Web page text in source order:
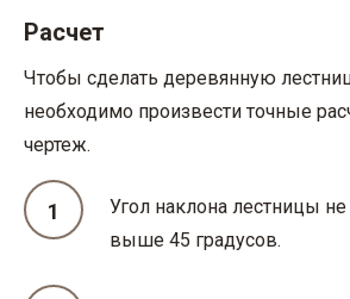
Расчет
Чтобы сделать деревянную
необходимо произвести точные
чертеж.
Угол наклона лестницы
выше 45 градусов.